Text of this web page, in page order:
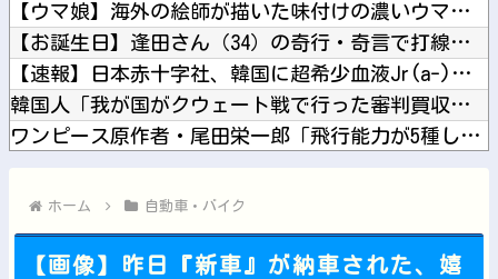
【ウマ娘】海外の絵師が描いた味付けの濃いウマ娘からしか得られ...
【お誕生日】逢田さん（34）の奇行・奇言で打線組んだ・・・他
【速報】日本赤十字社、韓国に超希少血液Jr(a-)を提供「韓...
韓国人「我が国がクウェート戦で行った審判買収が本当に深刻であ...
ワンピース原作者・尾田栄一郎「飛行能力が5種しか確認されてな...
ホーム 自動車・バイク
【画像】昨日『新車』が納車された、嬉